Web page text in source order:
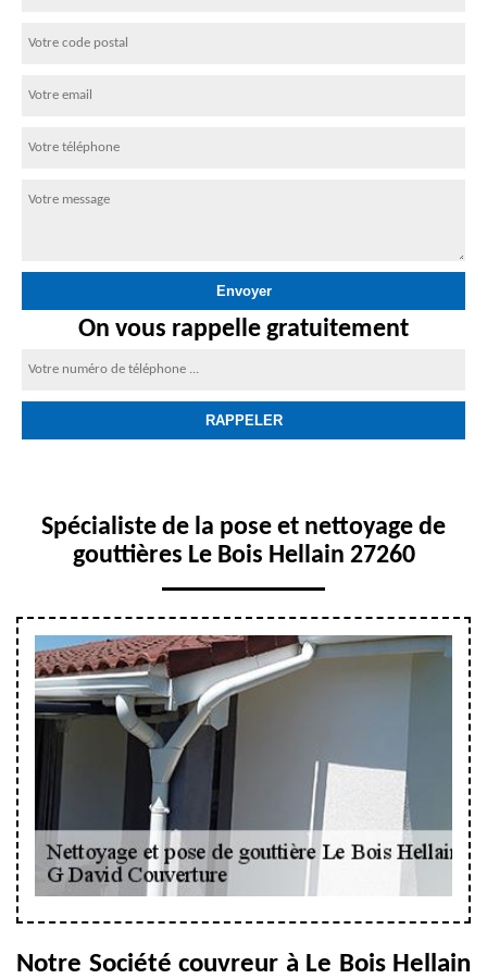
On vous rappelle gratuitement
Spécialiste de la pose et nettoyage de
gouttières Le Bois Hellain 27260
Notre Société couvreur à Le Bois Hellain